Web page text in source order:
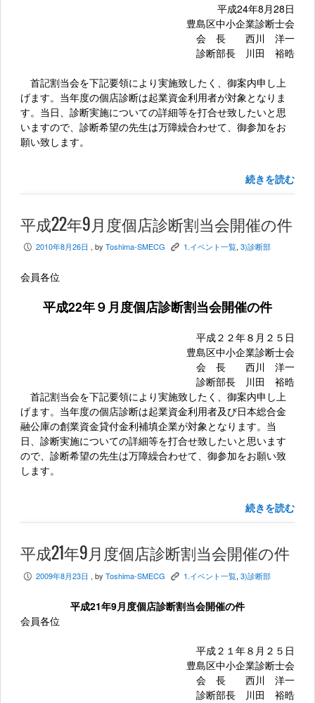
平成24年8月28日
豊島区中小企業診断士会
会 長 西川 洋一
診断部長 川田 裕晧
首記割当会を下記要領により実施致したく、御案内申し上
げます。当年度の個店診断は起業資金利用者が対象となりま
す。当日、診断実施についての詳細等を打合せ致したいと思
いますので、診断希望の先生は万障繰合わせて、御参加をお
願い致します。
続きを読む
平成22年9月度個店診断割当会開催の件
P 2010年8月26日 , by Toshima-SMECG K 1.イベント一覧,3)診断部
会員各位
平成22年９月度個店診断割当会開催の件
平成２２年８月２５日
豊島区中小企業診断士会
会 長 西川 洋一
診断部長 川田 裕晧
首記割当会を下記要領により実施致したく、御案内申し上
げます。当年度の個店診断は起業資金利用者及び日本総合金
融公庫の創業資金貸付金利補填企業が対象となります。当
日、診断実施についての詳細等を打合せ致したいと思います
ので、診断希望の先生は万障繰合わせて、御参加をお願い致
します。
続きを読む
平成21年9月度個店診断割当会開催の件
P 2009年8月23日 , by Toshima-SMECG K 1.イベント一覧, 3)診断部
平成21年9月度個店診断割当会開催の件
会員各位
平成２１年８月２５日
豊島区中小企業診断士会
会 長 西川 洋一
診断部長 川田 裕晧